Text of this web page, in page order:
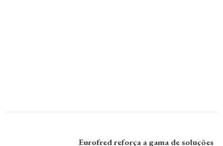
Eurofred reforça a gama de soluções